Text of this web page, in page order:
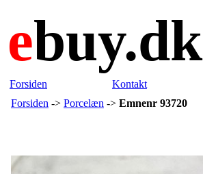
ebuy.dk
Forsiden Kontakt
Forsiden -> Porcelæn -> Emnenr 93720